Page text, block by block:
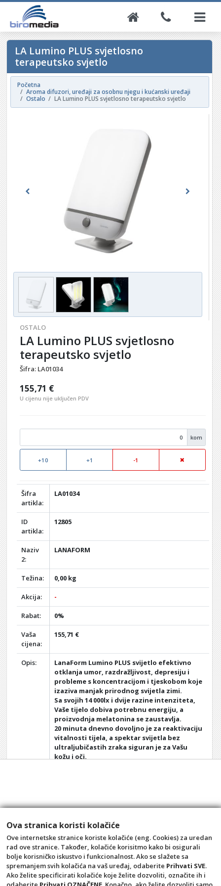
LA Lumino PLUS svjetlosno
terapeutsko svjetlo
Početna
Aroma difuzori, uređaji za osobnu njegu i kućanski uređaji
Ostalo
LA Lumino PLUS svjetlosno terapeutsko svjetlo
Previous Next
OSTALO
LA Lumino PLUS svjetlosno
terapeutsko svjetlo
Šifra: LA01034
155,71 €
U cijenu nije uključen PDV
kom
+10 +1 -1
Šifra
artikla:
LA01034
ID
artikla:
12805
Naziv
2:
LANAFORM
Težina: 0,00 kg
Akcija: -
Rabat: 0%
Vaša
cijena:
155,71 €
Opis:
LanaForm Lumino PLUS svijetlo efektivno
otklanja umor, razdražljivost, depresiju i
probleme s koncentracijom i tjeskobom koje
izaziva manjak prirodnog svijetla zimi.
Sa svojih 14 000lx i dvije razine intenziteta,
Vaše tijelo dobiva potrebnu energiju, a
proizvodnja melatonina se zaustavlja.
20 minuta dnevno dovoljno je za reaktivaciju
vitalnosti tijela, a spektar svijetla bez
ultraljubičastih zraka siguran je za Vašu
kožu i oči.
Svjetlosni intenzitet: 14.000 luks
Svjetlost: 100% bez UV-a
Ova stranica koristi kolačiće
Ove internetske stranice koriste kolačiće (eng. Cookies) za uredan
rad ove stranice. Također, kolačiće korisitmo kako bi osigurali
bolje korisničko iskustvo i funkcionalnost. Ako se slažete sa
spremanjem svih kolačića na vaš uređaj, odaberite Prihvati SVE.
Ako želite specificirati kolačiće koje želite dozvoliti, označite ih i